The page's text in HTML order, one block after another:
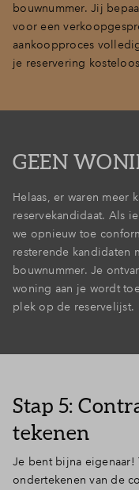
bouwnummer. Jij
voor een
aankoopproces
je reservering
GEEN
Helaas, er waren meer
reservekandidaat. Als
we opnieuw toe
resterende kandidaten
bouwnummer. Je
woning aan je wordt
plek op de reservelijst.
Stap 5:
tekenen
Je bent bijna
ondertekenen van de